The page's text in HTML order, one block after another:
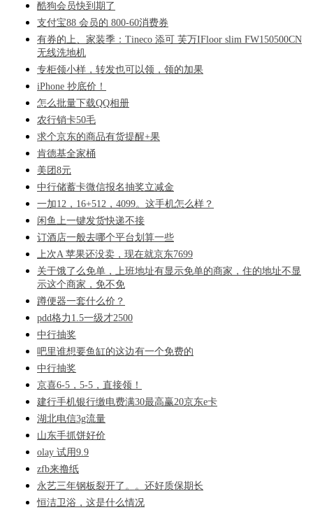
酷狗会员快到期了
支付宝88 会员的 800-60消费券
有券的上、家装季：Tineco 添可 芙万IFloor slim FW150500CN
无线洗地机
专柜领小样，转发也可以领，领的加果
iPhone 抄底价！
怎么批量下载QQ相册
农行销卡50毛
求个京东的商品有货提醒+果
肯德基全家桶
美团8元
中行储蓄卡微信报名抽奖立减金
一加12，16+512，4099。这手机怎么样？
闲鱼上一键发货快递不接
订酒店一般去哪个平台划算一些
上次A 苹果还没卖，现在就京东7699
关于饿了么免单，上班地址有显示免单的商家，住的地址不显
示这个商家，免不免
蹲便器一套什么价？
pdd格力1.5一级才2500
中行抽奖
吧里谁想要鱼缸的这边有一个免费的
中行抽奖
京喜6-5，5-5，直接领！
建行手机银行缴电费满30最高赢20京东e卡
湖北电信3g流量
山东手抓饼好价
olay 试用9.9
zfb来撸纸
永艺三年钢板裂开了。。还好质保期长
恒洁卫浴，这是什么情况